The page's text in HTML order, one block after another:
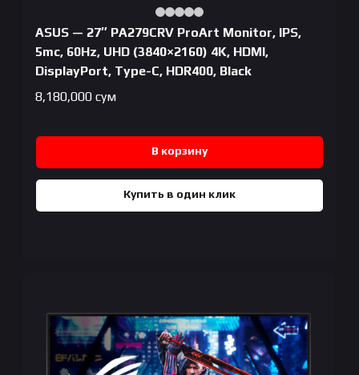
ASUS — 27″ PA279CRV ProArt Monitor, IPS,
5mc, 60Hz, UHD (3840×2160) 4K, HDMI,
DisplayPort, Type-C, HDR400, Black
8,180,000 сум
В корзину
Купить в один клик